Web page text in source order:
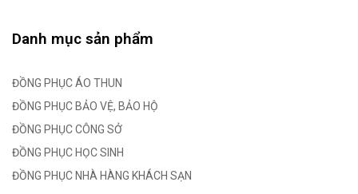
Danh mục sản phẩm
ĐỒNG PHỤC ÁO THUN
ĐỒNG PHỤC BẢO VỆ, BẢO HỘ
ĐỒNG PHỤC CÔNG SỞ
ĐỒNG PHỤC HỌC SINH
ĐỒNG PHỤC NHÀ HÀNG KHÁCH SẠN